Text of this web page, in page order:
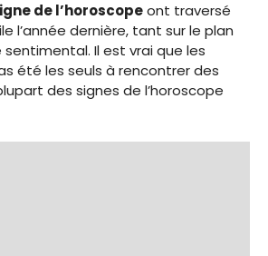
de l’horoscopeont traversé
l’année dernière, tant sur le plan
Il est vrai que les
été les seuls à rencontrer des
des signes de l’horoscope